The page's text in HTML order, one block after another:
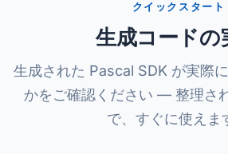
クイックスタート
生成コードの
生成された Pascal SDK が実際
かをご確認ください — 整理さ
で、すぐに使えま